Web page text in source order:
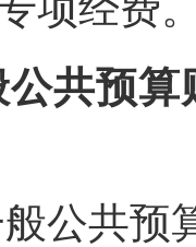
公共预
公共预